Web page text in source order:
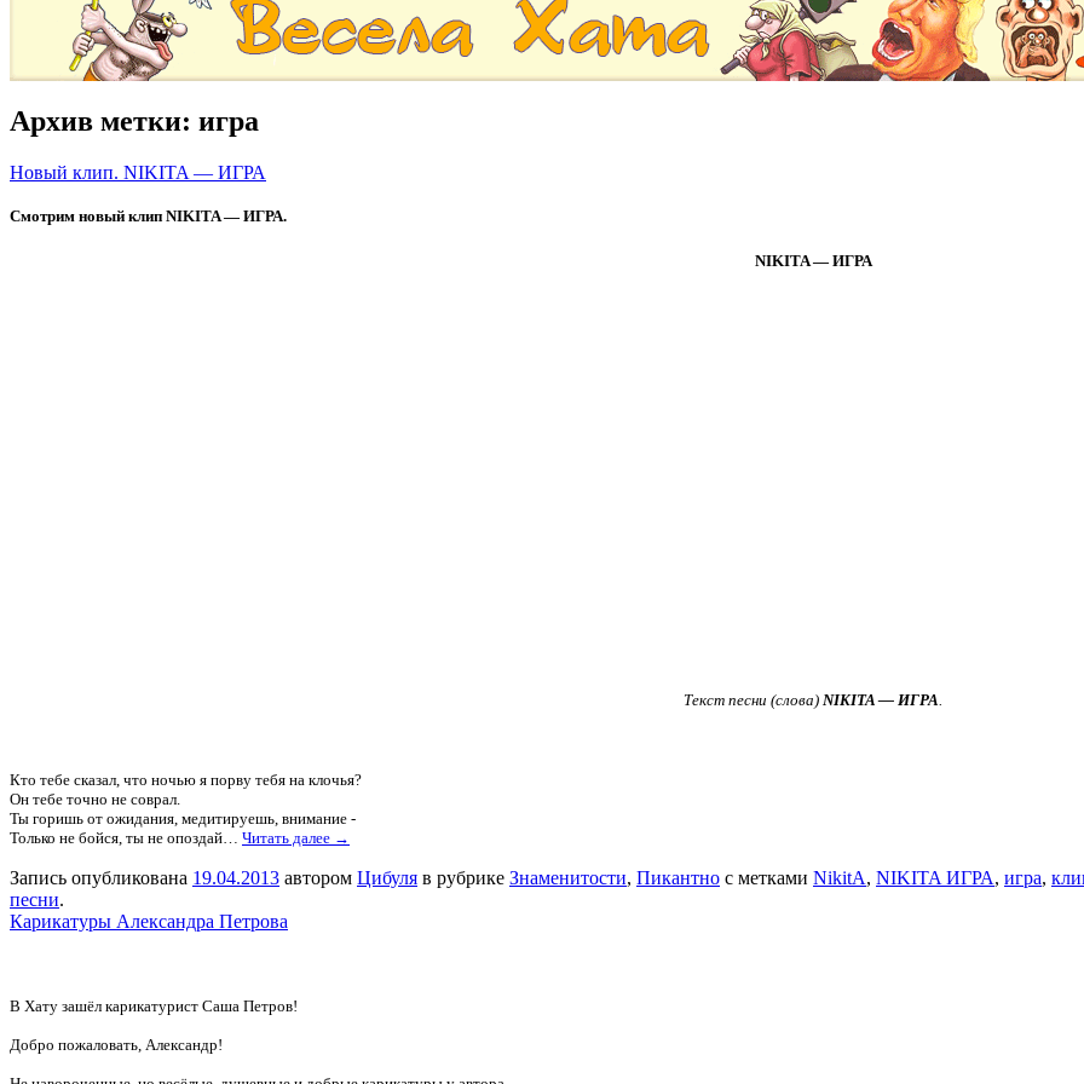
Архив метки: игра
Новый клип. NIKITA — ИГРА
Смотрим новый клип NIKITA — ИГРА.
NIKITA — ИГРА
Текст песни (слова) NIKITA — ИГРА.
Кто тебе сказал, что ночью я порву тебя на клочья?
Он тебе точно не соврал.
Ты горишь от ожидания, медитируешь, внимание -
Только не бойся, ты не опоздай… Читать далее →
Запись опубликована 19.04.2013 автором Цибуля в рубрике Знаменитости, Пикантно с метками NikitA, NIKITA ИГРА, игра,
песни.
Карикатуры Александра Петрова
В Хату зашёл карикатурист Саша Петров!
Добро пожаловать, Александр!